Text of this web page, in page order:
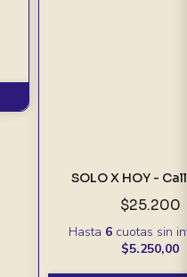
SOLO X HOY -
$25.200
Hasta 6cuotas sin
$5.250,00